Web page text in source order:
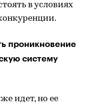
в условиях
проникновение
систему
идет, но ее